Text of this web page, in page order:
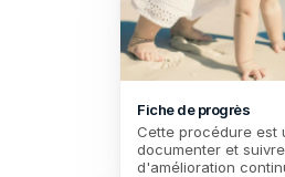
Fiche de progrès
Cette procédure est
documenter et
d'amélioration